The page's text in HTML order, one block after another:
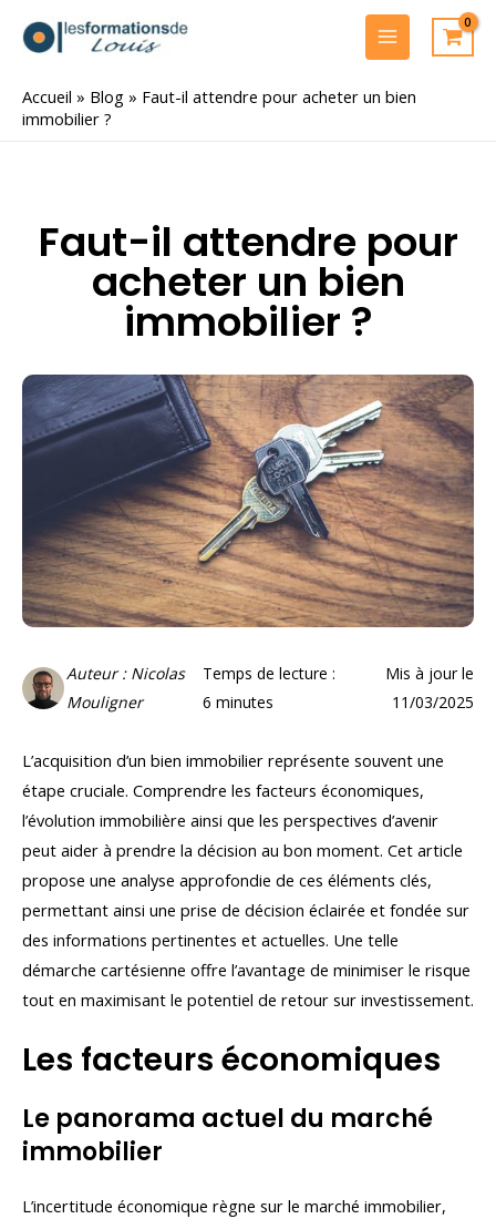
MAIN
MENU
Accueil » Blog » Faut-il attendre pour acheter un bien
immobilier ?
Faut-il attendre pour
acheter un bien
immobilier ?
Auteur : Nicolas
Mouligner
Temps de lecture :
6 minutes
Mis à jour le
11/03/2025
L’acquisition d’un bien immobilier représente souvent une
étape cruciale. Comprendre les facteurs économiques,
l’évolution immobilière ainsi que les perspectives d’avenir
peut aider à prendre la décision au bon moment. Cet article
propose une analyse approfondie de ces éléments clés,
permettant ainsi une prise de décision éclairée et fondée sur
des informations pertinentes et actuelles. Une telle
démarche cartésienne offre l’avantage de minimiser le risque
tout en maximisant le potentiel de retour sur investissement.
Les facteurs économiques
Le panorama actuel du marché
immobilier
L’incertitude économique règne sur le marché immobilier,